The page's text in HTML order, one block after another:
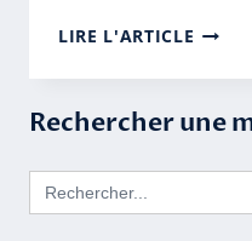
LIRE L'ARTICLE QUE
APRÈS
DROIT
Rechercher une
Search
for: